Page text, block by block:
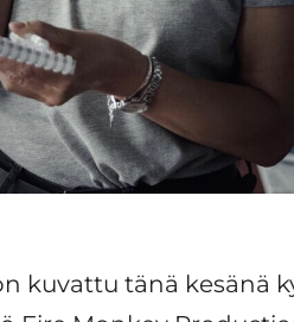
kuvattu tänä kesänä